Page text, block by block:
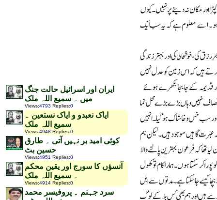
ایران اور اسرائیل حالت جنگ
میں ۔ سمیع اللہ ملک
Views:4793 Replies:0
ایاک نعبدو و ایاک نستعین ۔
سمیع اللہ ملک
Views:4948 Replies:0
کوئی امید بر نہیں آتی ۔ طارق
حسین بٹ
Views:4951 Replies:0
آنسؤں کا سورج اور یقین محکم
۔ سمیع اللہ ملک
Views:4914 Replies:0
سرد جہنم ۔ پروفیسر محمد